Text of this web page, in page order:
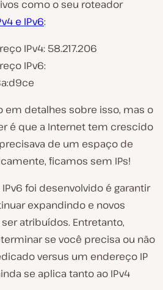
como o seu roteador
e IPv6:
IPv4: 58.217.206
IPv6:
em detalhes sobre isso, mas o
é que a Internet tem crescido
de um espaço de
ficamos sem IPs!
foi desenvolvido é garantir
expandindo e novos
atribuídos. Entretanto,
se você precisa ou não
versus um endereço IP
se aplica tanto ao IPv4